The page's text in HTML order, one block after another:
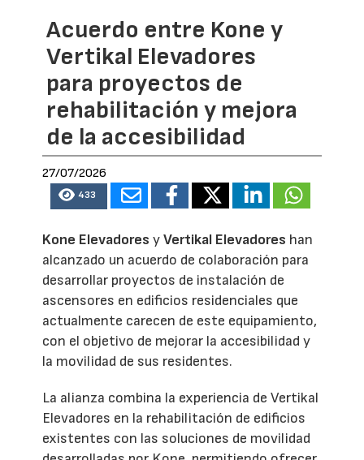
Acuerdo entre Kone y
Vertikal Elevadores
para proyectos de
rehabilitación y mejora
de la accesibilidad
27/07/2026
433
Kone Elevadores yVertikal Elevadores han
alcanzado un acuerdo de colaboración para
desarrollar proyectos de instalación de
ascensores en edificios residenciales que
actualmente carecen de este equipamiento,
con el objetivo de mejorar la accesibilidad y
la movilidad de sus residentes.
La alianza combina la experiencia de Vertikal
Elevadores en la rehabilitación de edificios
existentes con las soluciones de movilidad